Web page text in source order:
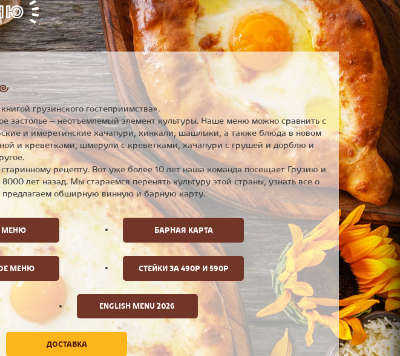
грузинского гостеприимства».
застолье – неотъемлемый элемент культуры. Наше меню можно сравнить с
и имеретинские хачапури, хинкали, шашлыки, а также блюда в новом
и креветками, шмерули с креветками, хачапури с грушей и дорблю и
рецепту. Вот уже более 10 лет наша команда посещает Грузию и
лет назад. Мы стараемся перенять культуру этой страны, узнать все о
предлагаем обширную винную и барную карту.
МЕНЮ БАРНАЯ КАРТА
МЕНЮ СТЕЙКИ ЗА 490Р И 590Р
ENGLISH MENU 2026
ДОСТАВКА